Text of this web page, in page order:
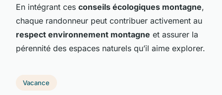
En intégrant ces conseils écologiques montagne,
chaque randonneur peut contribuer activement au
respect environnement montagne et assurer la
pérennité des espaces naturels qu’il aime explorer.
Vacance